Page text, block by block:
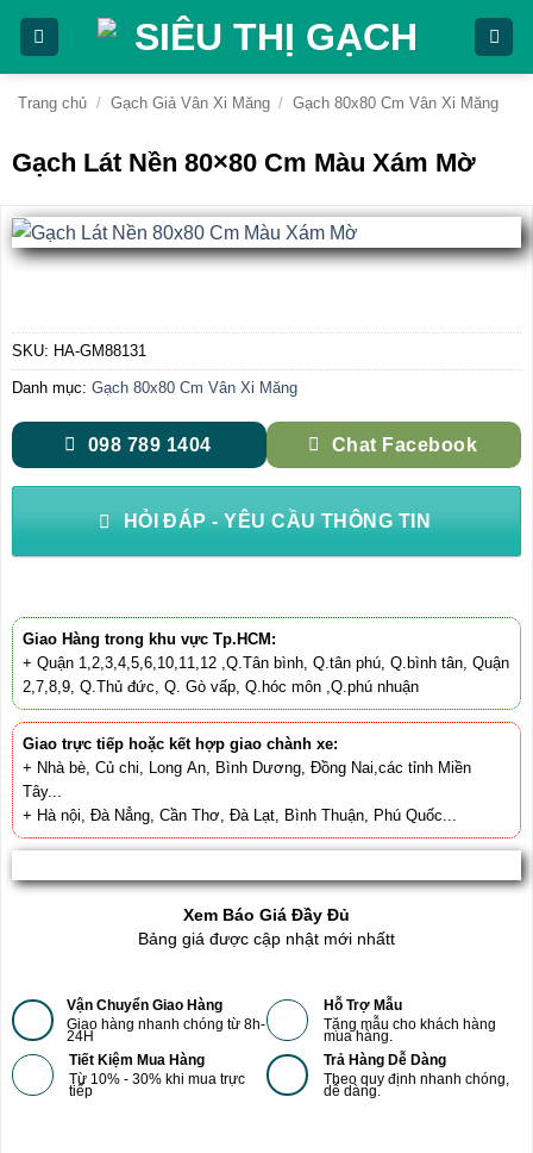
nội
dungTrang chủ / Gạch Giả Vân Xi Măng / Gạch 80x80 Cm Vân Xi Măng
Gạch Lát Nền 80×80 Cm Màu Xám Mờ
SKU: HA-GM88131
Danh mục: Gạch 80x80 Cm Vân Xi Măng
098 789 1404 Chat Facebook
HỎI ĐÁP - YÊU CẦU THÔNG TIN
Giao Hàng trong khu vực Tp.HCM:
+ Quận 1,2,3,4,5,6,10,11,12 ,Q.Tân bình, Q.tân phú, Q.bình tân, Quận
2,7,8,9, Q.Thủ đức, Q. Gò vấp, Q.hóc môn ,Q.phú nhuận
Giao trực tiếp hoặc kết hợp giao chành xe:
+ Nhà bè, Củ chi, Long An, Bình Dương, Đồng Nai,các tỉnh Miền
Tây...
+ Hà nội, Đà Nẳng, Cần Thơ, Đà Lạt, Bình Thuận, Phú Quốc...
Xem Báo Giá Đầy Đủ
Bảng giá được cập nhật mới nhấtt
Vận Chuyển Giao Hàng
Giao hàng nhanh chóng từ 8h-
24H
Hỗ Trợ Mẫu
Tặng mẫu cho khách hàng
mua hàng.
Tiết Kiệm Mua Hàng
Từ 10% - 30% khi mua trực
tiếp
Trả Hàng Dễ Dàng
Theo quy định nhanh chóng,
dễ dàng.